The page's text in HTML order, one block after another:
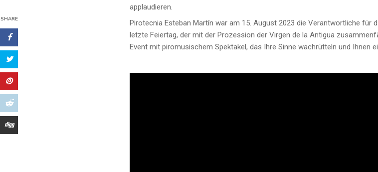
SHARE
applaudieren.
Pirotecnia Esteban Martín war am 15. August 2023 die Verantwortliche für
letzte Feiertag, der mit der Prozession der Virgen de la Antigua
Event mit piromusischem Spektakel, das Ihre Sinne wachrütteln und Ihnen